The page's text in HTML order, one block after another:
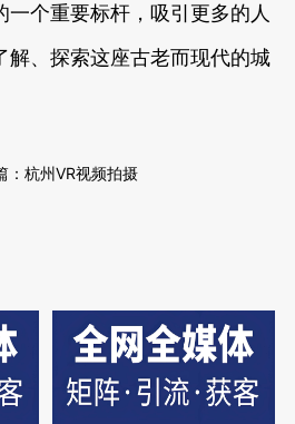
个重要标杆，吸引更多的人
解、探索这座古老而现代的城
： 杭州VR视频拍摄